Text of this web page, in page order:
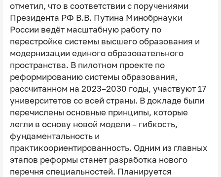
отметил, что в соответствии с поручениями
Президента РФ В.В. Путина Минобрнауки
России ведёт масштабную работу по
перестройке системы высшего образования и
модернизации единого образовательного
пространства. В пилотном проекте по
реформированию системы образования,
рассчитанном на 2023–2030 годы, участвуют 17
университетов со всей страны. В докладе были
перечислены основные принципы, которые
легли в основу новой модели – гибкость,
фундаментальность и
практикоориентированность. Одним из главных
этапов реформы станет разработка нового
перечня специальностей. Планируется